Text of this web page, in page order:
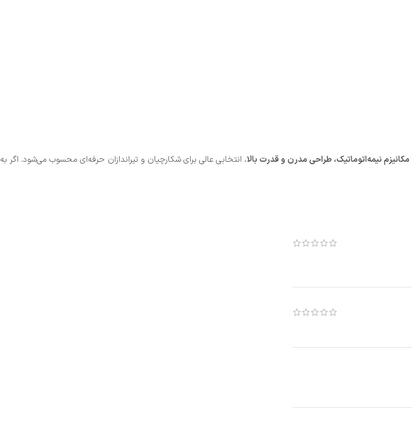
مکانیزم نیمه‌اتوماتیک، طراحی مدرن و قدرت بالا، انتخابی عالی برای شکارچیان و تیراندازان حرفه‌ای محسوب می‌شود. اگر به